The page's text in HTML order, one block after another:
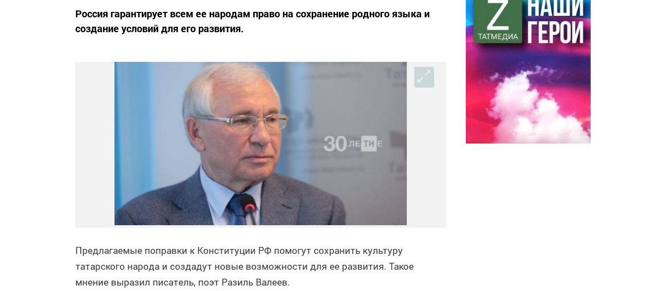
Россия гарантирует всем ее народам право на сохранение родного языка и
создание условий для его развития.
Предлагаемые поправки к Конституции РФ помогут сохранить культуру
татарского народа и создадут новые возможности для ее развития. Такое
мнение выразил писатель, поэт Разиль Валеев.